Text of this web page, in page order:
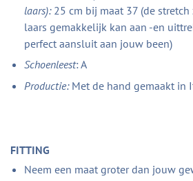
laars):25 cm bij maat 37 (de
laars gemakkelijk kan aan -en
perfect aansluit aan jouw been)
Schoenleest: A
Productie:Met de hand gemaakt in
FITTING
Neem een maat groter dan jouw